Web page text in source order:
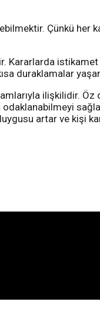
Çünkü
duraklamalar
ilişkilidir.
artar ve